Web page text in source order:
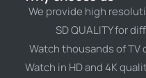
We provide high
SD QUALITY for
Watch thousands of TV
Watch in HD and 4K